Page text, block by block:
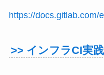
https://docs.gitlab.com/
>> インフラCI実